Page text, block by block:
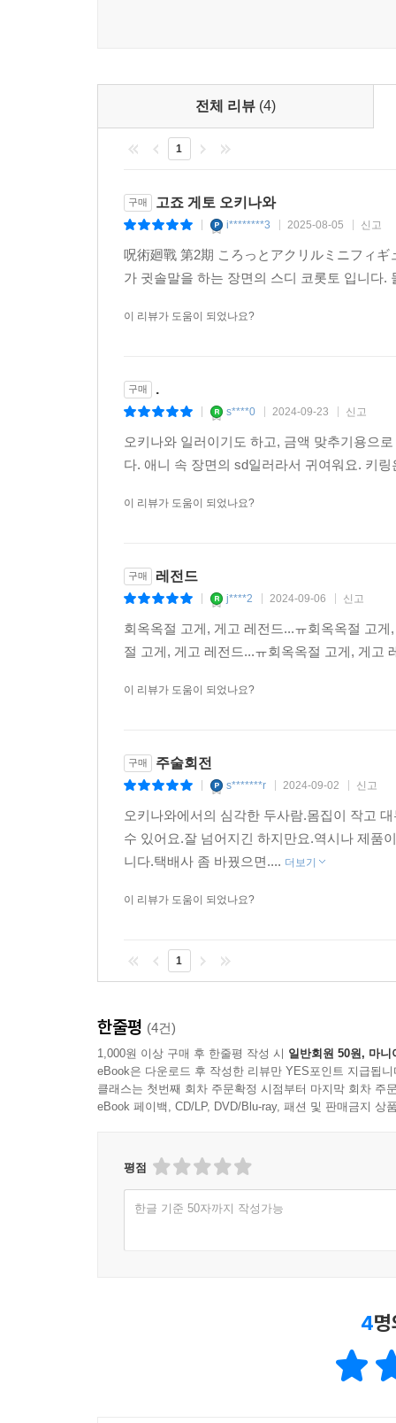
전체 리뷰 (4)
1
구매 고죠 게토 오키나와
i********3 2025-08-05 신고
呪術廻戰 第2期 ころっとアクリルミニフィ
가 귓솔말을 하는 장면의 스디 코롯토 입니다
이 리뷰가 도움이 되었나요?
구매 .
s****0 2024-09-23 신고
오키나와 일러이기도 하고, 금액 맞추기용으
다. 애니 속 장면의 sd일러라서 귀여워요.
이 리뷰가 도움이 되었나요?
구매 레전드
j****2 2024-09-06 신고
회옥옥절 고게, 게고 레전드...ㅠ회옥옥절 고
절 고게, 게고 레전드...ㅠ회옥옥절 고게, 게고
이 리뷰가 도움이 되었나요?
구매 주술회전
s*******r 2024-09-02 신고
오키나와에서의 심각한 두사람.몸집이 작고
수 있어요.잘 넘어지긴 하지만요.역시나 제품
니다.택배사 좀 바꿨으면.... 더보기
이 리뷰가 도움이 되었나요?
1
한줄평 (4건)
1,000원 이상 구매 후 한줄평 작성 시 일반회원 50원, 마니
eBook은 다운로드 후 작성한 리뷰만 YES포인트 지급됩니
클래스는 첫번째 회차 주문확정 시점부터 마지막 회차 주
eBook 페이백, CD/LP, DVD/Blu-ray, 패션 및 판매금지 상
평점
한글 기준 50자까지 작성가능
4